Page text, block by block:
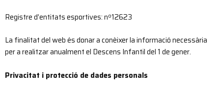
Registre d’entitats esportives: nº12623
La finalitat del web és donar a conèixer la informació necessària
per a realitzar anualment el Descens Infantil del 1 de gener.
Privacitat i protecció de dades personals